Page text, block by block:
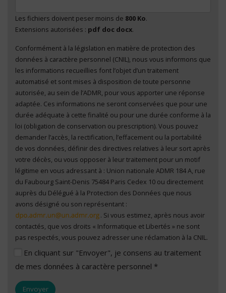
Les fichiers doivent peser moins de 800 Ko.
Extensions autorisées : pdf doc docx.
En cliquant sur "Envoyer", je consens au traitement
de mes données à caractère personnel *
Conformément à la législation en matière de protection des
données à caractère personnel (CNIL), nous vous informons que
les informations recueillies font l’objet d’un traitement
automatisé et sont mises à disposition de toute personne
autorisée, au sein de l’ADMR, pour vous apporter une réponse
adaptée. Ces informations ne seront conservées que pour une
durée adéquate à cette finalité ou pour une durée conforme à la
loi (obligation de conservation ou prescription). Vous pouvez
demander l’accès, la rectification, l’effacement ou la portabilité
de vos données, définir des directives relatives à leur sort après
votre décès, ou vous opposer à leur traitement pour un motif
légitime en vous adressant à : Union nationale ADMR 184 A, rue
du Faubourg Saint-Denis 75484 Paris Cedex 10 ou directement
auprès du Délégué à la Protection des Données que nous
avons désigné ou son représentant :
. Si vous estimez, après nous avoir
contactés, que vos droits « Informatique et Libertés » ne sont
pas respectés, vous pouvez adresser une réclamation à la CNIL.
En cliquant sur "Envoyer", je consens au traitement
de mes données à caractère personnel *